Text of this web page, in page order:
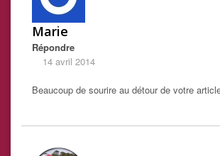
Marie
Répondre
14 avril 2014
Beaucoup de sourire au détour de votre